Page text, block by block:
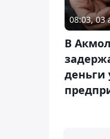
08:03, 03
В
деньги